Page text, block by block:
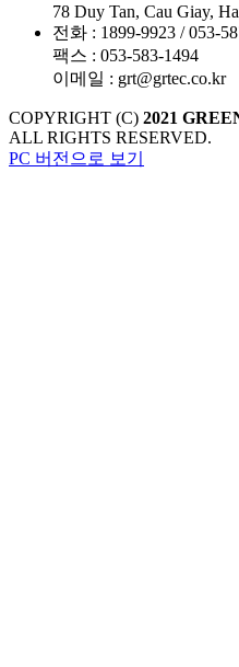
78 Duy Tan, Cau Giay,
전화 : 1899-9923 / 053-
팩스 : 053-583-1494
이메일 : grt@grtec.co.kr
COPYRIGHT (C) 2021
ALL RIGHTS RESERVED.
PC 버전으로 보기